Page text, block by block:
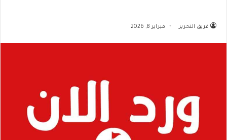
فريق التحرير فبراير 8, 2026